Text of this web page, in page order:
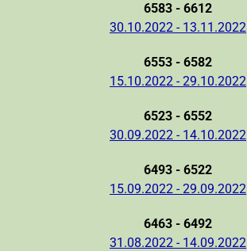
6583 - 6612
30.10.2022 - 13.11.2022
6553 - 6582
15.10.2022 - 29.10.2022
6523 - 6552
30.09.2022 - 14.10.2022
6493 - 6522
15.09.2022 - 29.09.2022
6463 - 6492
31.08.2022 - 14.09.2022